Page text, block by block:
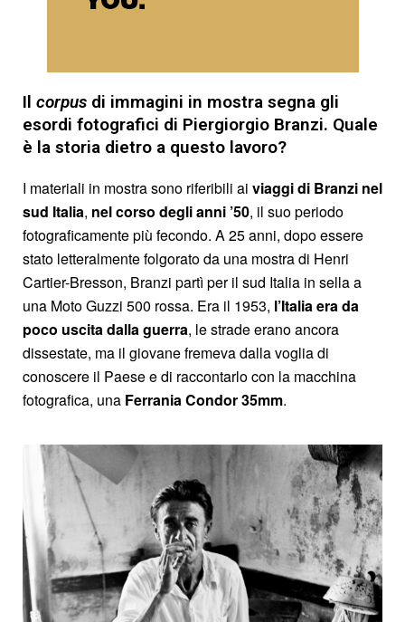
Il corpus di immagini in mostra segna gli
esordi fotografici di Piergiorgio Branzi. Quale
è la storia dietro a questo lavoro?
I materiali in mostra sono riferibili ai viaggi di Branzi nel
sud Italia, nel corso degli anni ’50, il suo periodo
fotograficamente più fecondo. A 25 anni, dopo essere
stato letteralmente folgorato da una mostra di Henri
Cartier-Bresson, Branzi partì per il sud Italia in sella a
una Moto Guzzi 500 rossa. Era il 1953, l’Italia era da
poco uscita dalla guerra, le strade erano ancora
dissestate, ma il giovane fremeva dalla voglia di
conoscere il Paese e di raccontarlo con la macchina
fotografica, una Ferrania Condor 35mm.